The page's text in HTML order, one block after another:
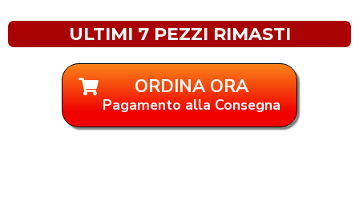
ULTIMI 7 PEZZI RIMASTI
ORDINA ORA
Pagamento alla Consegna